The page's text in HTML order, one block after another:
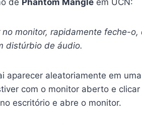
no monitor, rapidamente feche-
distúrbio de áudio.
aparecer aleatoriamente em
com o monitor aberto e
escritório e abre o monitor.